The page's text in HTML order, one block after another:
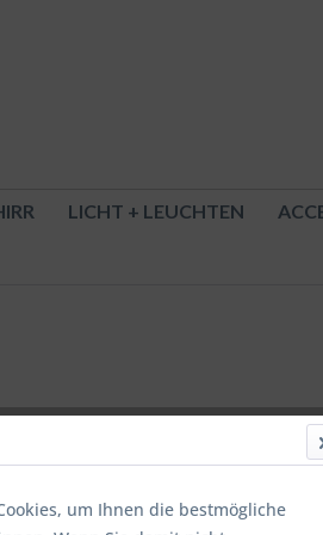
LICHT + LEUCHTEN
um Ihnen die bestmögliche